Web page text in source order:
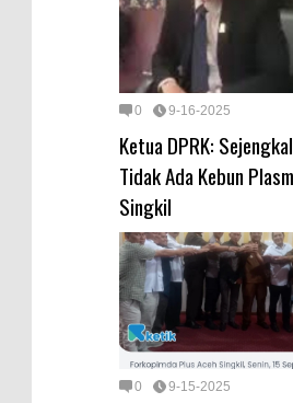
0 9-16-2025
Ketua DPRK:
Tidak Ada Kebun
Singkil
0 9-15-2025